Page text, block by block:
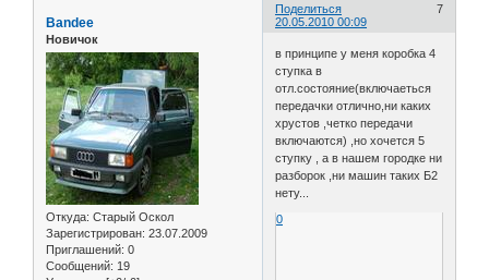
Поделиться
7
20.05.2010 00:09
Bandee
Новичок
Откуда: Старый Оскол
Зарегистрирован: 23.07.2009
Приглашений: 0
Сообщений: 19
в принципе у меня коробка 4
ступка в
отл.состояние(включаеться
передачки отлично,ни каких
хрустов ,четко передачи
включаются) ,но хочется 5
ступку , а в нашем городке ни
разборок ,ни машин таких Б2
нету...
0